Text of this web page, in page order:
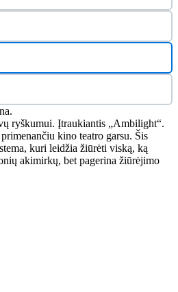
ryškumui. Įtraukiantis „Ambilight“.
kino teatro garsu. Šis
kuri leidžia žiūrėti viską, ką
akimirkų, bet pagerina žiūrėjimo